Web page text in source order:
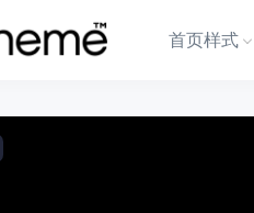
首页样式